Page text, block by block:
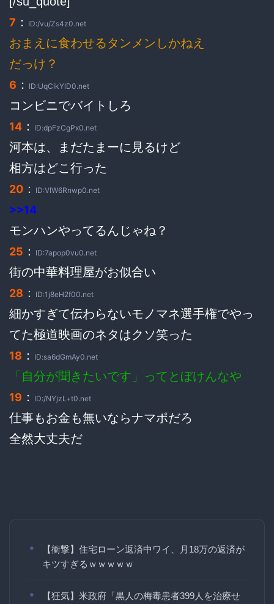
7 ： ID:/vu/Zs4z0.net
おまえに食わせるタンメンしかねえ
だっけ？
6 ： ID:UqCikYlD0.net
コンビニでバイトしろ
14 ： ID:dpFzCgPx0.net
河本は、まだたまーに見るけど
相方はどこ行った
20 ： ID:VlW6Rnwp0.net
>>14
モンハンやってるんじゃね？
25 ： ID:7apop0vu0.net
街の中華料理屋がお似合い
28 ： ID:1j8eH2f00.net
細かすぎて伝わらないモノマネ選手権でやっ
てた極道映画のネタはクソ笑った
18 ： ID:sa6dGmAy0.net
「自分が聞きたいです」ってとぼけんなや
19 ： ID:/NYjzL+t0.net
仕事もお金も無いならナマポだろ
全然大丈夫だ
【衝撃】住宅ローン返済中ワイ、月18万の返済が
キツすぎるｗｗｗｗｗ
【狂気】米政府「黒人の梅毒患者399人を治療せ